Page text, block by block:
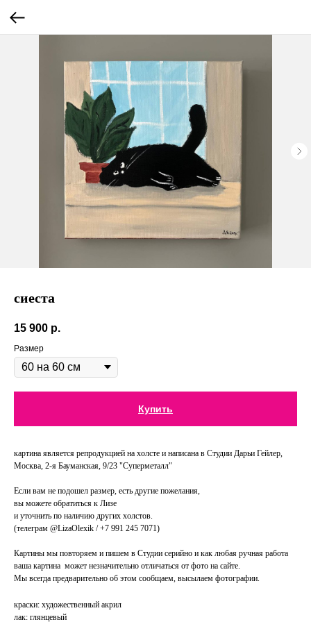
сиеста
15 900 р.
Размер
Купить
картина является репродукцией на холсте и написана в Студии Дарьи Гейлер,
Москва, 2-я Бауманская, 9/23 "Суперметалл"
Если вам не подошел размер, есть другие пожелания,
вы можете обратиться к Лизе
и уточнить по наличию других холстов.
(телеграм @LizaOlexik / +7 991 245 7071)
Картины мы повторяем и пишем в Студии серийно и как любая ручная работа
ваша картина может незначительно отличаться от фото на сайте.
Мы всегда предварительно об этом сообщаем, высылаем фотографии.
краски: художественный акрил
лак: глянцевый